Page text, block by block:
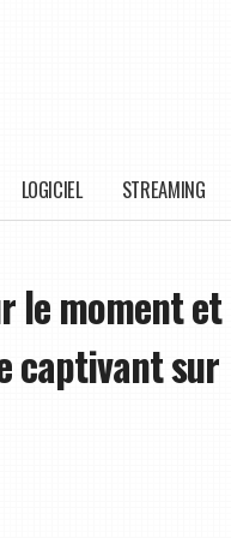
LOGICIEL STREAMING
le moment et
captivant sur